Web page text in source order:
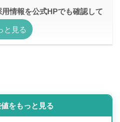
情報を公式HPでも確認して
をもっと見る